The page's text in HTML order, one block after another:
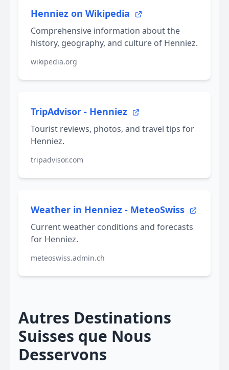
Henniez on Wikipedia
Comprehensive information about the
history, geography, and culture of Henniez.
wikipedia.org
TripAdvisor - Henniez
Tourist reviews, photos, and travel tips for
Henniez.
tripadvisor.com
Weather in Henniez - MeteoSwiss
Current weather conditions and forecasts
for Henniez.
meteoswiss.admin.ch
Autres Destinations
Suisses que Nous
Desservons